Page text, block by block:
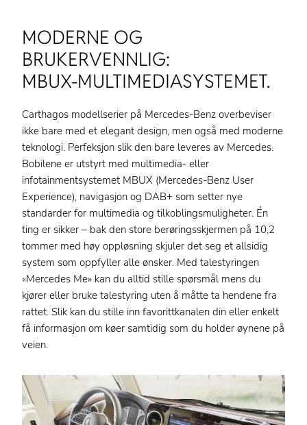
MODERNE OG
BRUKERVENNLIG:
MBUX-MULTIMEDIASYSTEMET.
Carthagos modellserier på Mercedes-Benz overbeviser
ikke bare med et elegant design, men også med moderne
teknologi. Perfeksjon slik den bare leveres av Mercedes.
Bobilene er utstyrt med multimedia- eller
infotainmentsystemet MBUX (Mercedes-Benz User
Experience), navigasjon og DAB+ som setter nye
standarder for multimedia og tilkoblingsmuligheter. Én
ting er sikker – bak den store berøringsskjermen på 10,2
tommer med høy oppløsning skjuler det seg et allsidig
system som oppfyller alle ønsker. Med talestyringen
«Mercedes Me» kan du alltid stille spørsmål mens du
kjører eller bruke talestyring uten å måtte ta hendene fra
rattet. Slik kan du stille inn favorittkanalen din eller enkelt
få informasjon om køer samtidig som du holder øynene på
veien.